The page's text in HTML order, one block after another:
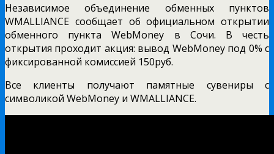
Независимое объединение обменных пунктов
WMALLIANCE сообщает об официальном открытии
обменного пункта WebMoney в Сочи. В честь
открытия проходит акция: вывод WebMoney под 0% с
фиксированной комиссией 150руб.
Все клиенты получают памятные сувениры с
символикой WebMoney и WMALLIANCE.